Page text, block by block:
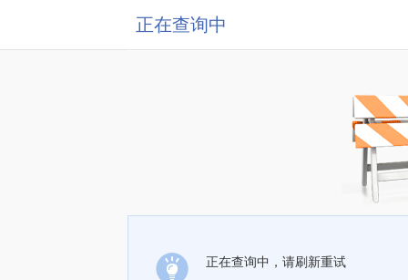
正在查询中
正在查询中，请刷新重试